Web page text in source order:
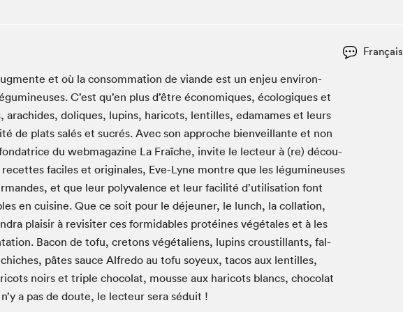
La Maison des libraires
Salon
Liseur Public
Vitrine du Festival littéraire international Metropolis
La lecture en cadeau
L'Aparté
de survie des
SLM PRO
Français
et où la con­som­ma­tion de viande est un enjeu envi­ron­
C’est qu’en plus d’être économiques, écologiques et
arachides, doliques, lupins, hari­cots, lentilles, edamames et leurs
de plats salés et sucrés. Avec son approche bien­veil­lante et non
du web­magazine La Fraîche, invite le lecteur à (re) décou­
faciles et orig­i­nales, Eve-Lyne mon­tre que les légu­mineuses
et que leur poly­va­lence et leur facil­ité d’utilisation font
en cui­sine. Que ce soit pour le déje­uner, le lunch, la col­la­tion,
plaisir à revis­iter ces for­mi­da­bles pro­téines végé­tales et à les
Bacon de tofu, cre­tons végé­tal­iens, lupins croustil­lants, fal­
pâtes sauce Alfre­do au tofu soyeux, tacos aux lentilles,
noirs et triple choco­lat, mousse aux hari­cots blancs, choco­lat
a pas de doute, le lecteur sera séduit !